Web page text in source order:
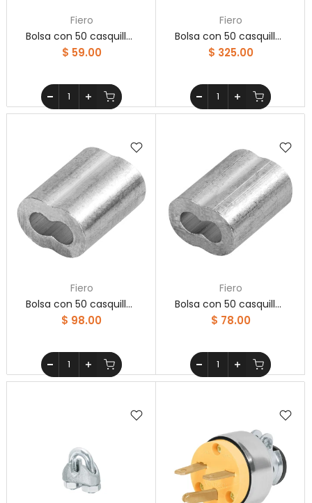
Fiero
Bolsa con 50 casquillos dobles de aluminio, 1/16", Fiero
$ 59.00
Fiero
Bolsa con 50 casquillos dobles de aluminio, 1/4", Fiero
$ 325.00
Fiero
Bolsa con 50 casquillos dobles de aluminio, 1/8", Fiero
$ 98.00
Fiero
Bolsa con 50 casquillos dobles de aluminio, 3/32", Fiero
$ 78.00